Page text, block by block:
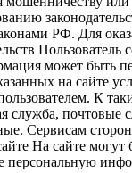
РФ. Для
Пользователь
может быть
на сайте
К
служба,
Сервисам
На сайте могут